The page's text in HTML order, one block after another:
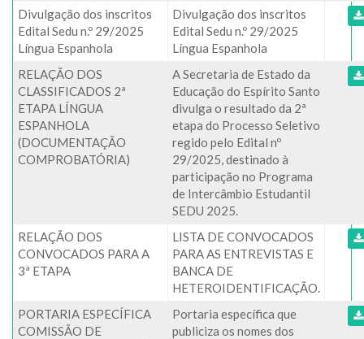
Divulgação dos inscritos
Edital Sedu n.º 29/2025
Língua Espanhola
Divulgação dos inscritos
Edital Sedu n.º 29/2025
Língua Espanhola
RELAÇÃO DOS
CLASSIFICADOS 2ª
ETAPA LÍNGUA
ESPANHOLA
(DOCUMENTAÇÃO
COMPROBATÓRIA)
A Secretaria de Estado da
Educação do Espírito Santo
divulga o resultado da 2ª
etapa do Processo Seletivo
regido pelo Edital nº
29/2025, destinado à
participação no Programa
de Intercâmbio Estudantil
SEDU 2025.
RELAÇÃO DOS
CONVOCADOS PARA A
3ª ETAPA
LISTA DE CONVOCADOS
PARA AS ENTREVISTAS E
BANCA DE
HETEROIDENTIFICAÇÃO.
PORTARIA ESPECÍFICA
COMISSÃO DE
Portaria específica que
publiciza os nomes dos